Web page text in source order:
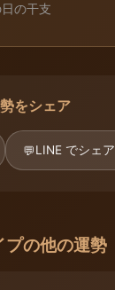
日の干支
をシェア
💬LINE でシェア
プの他の運勢